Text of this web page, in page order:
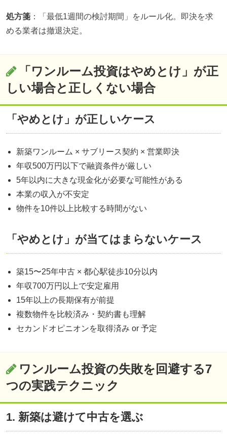
処方箋 ：「最低1週間の検討期間」をルール化。即決を求
める業者は撤退決定。
「ワンルーム投資はやめとけ」が正
しい場合と正しくない場合
「やめとけ」が正しいケース
新築ワンルーム × サブリース契約 × 営業即決
年収500万円以下で融資条件が厳しい
5年以内に大きな現金化が必要な可能性がある
本業の収入が不安定
物件を10件以上比較する時間がない
「やめとけ」が当てはまらないケース
築15〜25年中古 × 都心駅徒歩10分以内
年収700万円以上で安定雇用
15年以上の長期保有が前提
複数物件を比較済み・契約書も理解
セカンドオピニオンを取得済み or 予定
ワンルーム投資の失敗を回避する7
つの実践テクニック
1. 新築は避けて中古を選ぶ